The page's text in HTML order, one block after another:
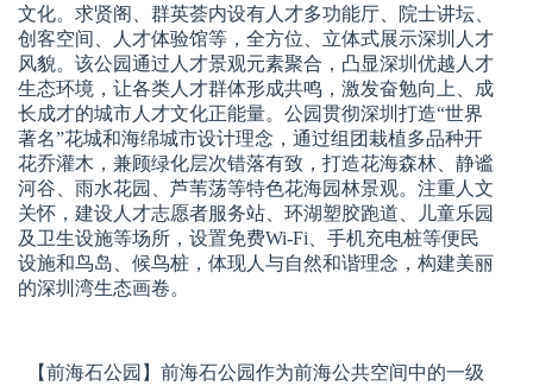
文化。求贤阁、群英荟内设有人才多功能厅、院士讲坛、
创客空间、人才体验馆等，全方位、立体式展示深圳人才
风貌。该公园通过人才景观元素聚合，凸显深圳优越人才
生态环境，让各类人才群体形成共鸣，激发奋勉向上、成
长成才的城市人才文化正能量。公园贯彻深圳打造“世界
著名”花城和海绵城市设计理念，通过组团栽植多品种开
花乔灌木，兼顾绿化层次错落有致，打造花海森林、静谧
河谷、雨水花园、芦苇荡等特色花海园林景观。注重人文
关怀，建设人才志愿者服务站、环湖塑胶跑道、儿童乐园
及卫生设施等场所，设置免费Wi-Fi、手机充电桩等便民
设施和鸟岛、候鸟桩，体现人与自然和谐理念，构建美丽
的深圳湾生态画卷。
【前海石公园】 前海石公园作为前海公共空间中的一级